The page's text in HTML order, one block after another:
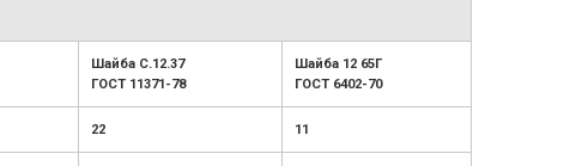
Шайба С.12.37
ГОСТ 11371-78
Шайба 12 65Г
ГОСТ 6402-70
22 11